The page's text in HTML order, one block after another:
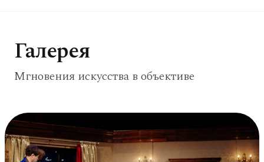
Галерея
Мгновения искусства в объективе